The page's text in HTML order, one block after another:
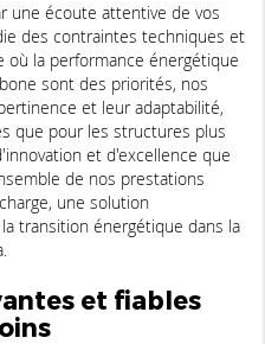
une écoute attentive de vos
des contraintes techniques et
où la performance énergétique
sont des priorités, nos
et leur adaptabilité,
que pour les structures plus
et d'excellence que
de nos prestations
une solution
transition énergétique dans la
et fiables